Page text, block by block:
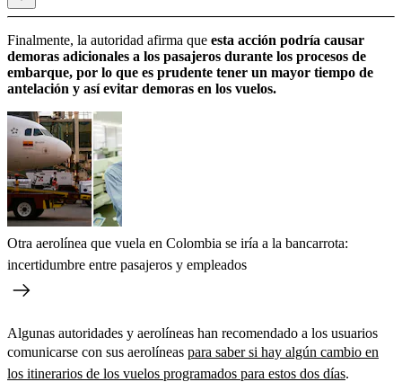
Finalmente, la autoridad afirma que esta acción podría causar
demoras adicionales a los pasajeros durante los procesos de
embarque, por lo que es prudente tener un mayor tiempo de
antelación y así evitar demoras en los vuelos.
Otra aerolínea que vuela en Colombia se iría a la bancarrota:
incertidumbre entre pasajeros y empleados
Algunas autoridades y aerolíneas han recomendado a los usuarios
comunicarse con sus aerolíneas para saber si hay algún cambio en
los itinerarios de los vuelos programados para estos dos días.